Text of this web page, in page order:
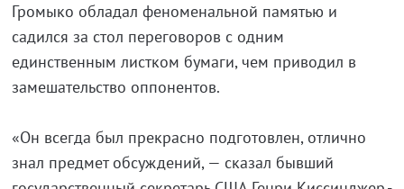
Громыко обладал феноменальной памятью и
садился за стол переговоров с одним
единственным листком бумаги, чем приводил в
замешательство оппонентов.
«Он всегда был прекрасно подготовлен, отлично
знал предмет обсуждений, — сказал бывший